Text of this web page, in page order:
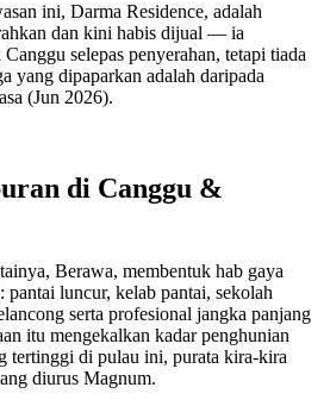
ini, Darma Residence, adalah
dan kini habis dijual — ia
selepas penyerahan, tetapi tiada
yang dipaparkan adalah daripada
(Jun 2026).
di Canggu &
Berawa, membentuk hab gaya
luncur, kelab pantai, sekolah
serta profesional jangka panjang
itu mengekalkan kadar penghunian
tertinggi di pulau ini, purata kira-kira
diurus Magnum.